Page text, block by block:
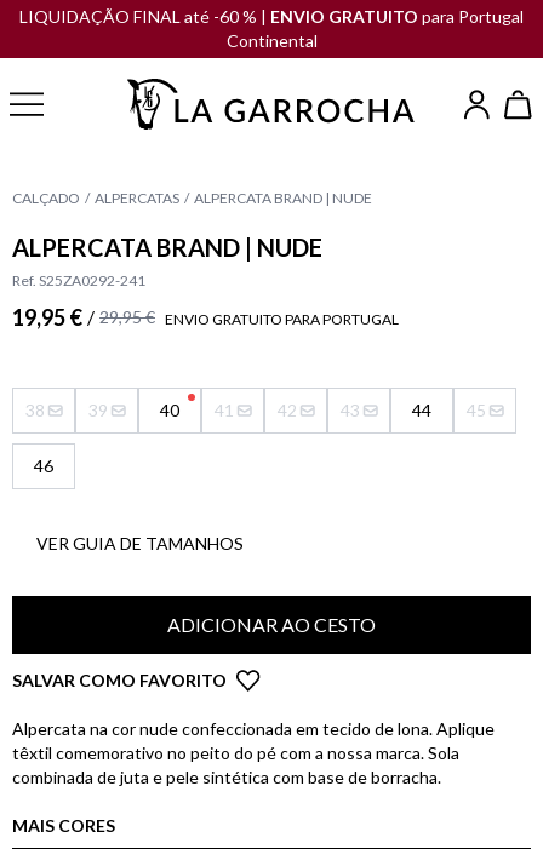
LIQUIDAÇÃO FINAL até -60 % | ENVIO GRATUITO para Portugal
Continental
CALÇADO ALPERCATAS ALPERCATA BRAND | NUDE
ALPERCATA BRAND | NUDE
Ref. S25ZA0292-241
19,95 € / 29,95 € ENVIO GRATUITO PARA PORTUGAL
38 39 40 41 42 43 44 45
46
VER GUIA DE TAMANHOS
ADICIONAR AO CESTO
SALVAR COMO FAVORITO
Alpercata na cor nude confeccionada em tecido de lona. Aplique
têxtil comemorativo no peito do pé com a nossa marca. Sola
combinada de juta e pele sintética com base de borracha.
MAIS CORES